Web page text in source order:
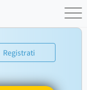
Registrati